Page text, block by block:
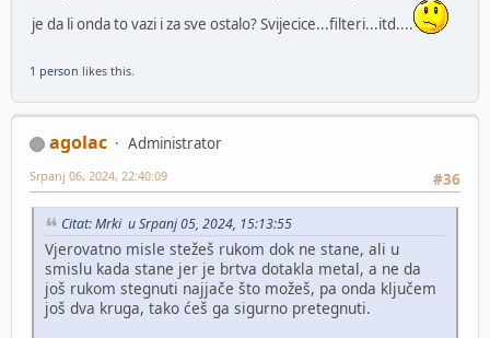
je da li onda to vazi i za sve ostalo? Svijecice...filteri...itd....
1 person likes this.
agolac
Administrator
#36
Srpanj 06, 2024, 22:40:09
Citat: Mrki u Srpanj 05, 2024, 15:13:55
Vjerovatno misle stežeš rukom dok ne stane, ali u
smislu kada stane jer je brtva dotakla metal, a ne da
još rukom stegnuti najjače što možeš, pa onda ključem
još dva kruga, tako ćeš ga sigurno pretegnuti.